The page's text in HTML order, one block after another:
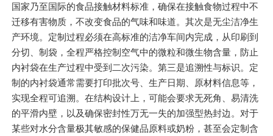
国家乃至国际的食品接触材料标准，确保在接触食物过程中不
迁移有害物质，不改变食品的气味和味道。其次是无尘洁净生
产环境。定制过程必须在高标准的洁净车间内完成，从印刷到
分切、制袋，全程严格控制空气中的微粒和微生物含量，防止
内衬袋在生产过程中受到二次污染。第三是追溯性与标识。定
制的内衬袋通常需要打印批次号、生产日期、原材料信息等，
实现全程可追溯。在结构设计上，可能会要求无死角、易清洗
的平滑内壁，以及确保密封性万无一失的加强型热封边。对于
某些对水分含量极其敏感的保健品原料或奶粉，甚至会定制含